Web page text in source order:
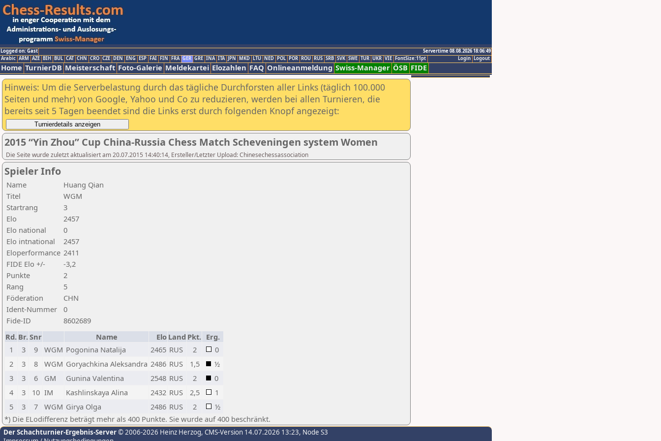
Logged on: Gast
Servertime 08.08.2026 18:06:49
Logout
Login
Arabic ARM AZE BIH BUL CAT CHN CRO CZE DEN ENG ESP FAI FIN FRA GER GRE INA ITA JPN MKD LTU NED POL POR ROU RUS SRB SVK SWE TUR UKR VIE FontSize:11pt
Home TurnierDB Meisterschaft Foto-Galerie Meldekartei Elozahlen FAQ Onlineanmeldung Swiss-Manager ÖSB FIDE
Hinweis: Um die Serverbelastung durch das tägliche Durchforsten aller Links (täglich 100.000
Seiten und mehr) von Google, Yahoo und Co zu reduzieren, werden bei allen Turnieren, die
bereits seit 5 Tagen beendet sind die Links erst durch folgenden Knopf angezeigt:
2015 “Yin Zhou” Cup China-Russia Chess Match Scheveningen system Women
Die Seite wurde zuletzt aktualisiert am 20.07.2015 14:40:14, Ersteller/Letzter Upload: Chinesechessassociation
Spieler Info
Name
Huang Qian
Titel
WGM
Startrang
3
Elo
2457
Elo national
0
Elo intnational
2457
Eloperformance 2411
FIDE Elo +/-
-3,2
Punkte
2
Rang
5
Föderation
CHN
Ident-Nummer
0
Fide-ID
8602689
Rd. Br.Snr Name Elo Land Pkt. Erg.
1
3 9 WGM Pogonina Natalija 2465 RUS 2
0
2
3 8 WGM Goryachkina Aleksandra 2486 RUS 1,5
½
3
3 6 GM Gunina Valentina 2548 RUS 2
0
4
3 10 IM Kashlinskaya Alina 2432 RUS 2,5
1
5
3 7 WGM Girya Olga 2486 RUS 2
½
*) Die ELodifferenz beträgt mehr als 400 Punkte. Sie wurde auf 400 beschränkt.
Der Schachturnier-Ergebnis-Server© 2006-2026 Heinz Herzog, CMS-Version 14.07.2026 13:23, Node S3